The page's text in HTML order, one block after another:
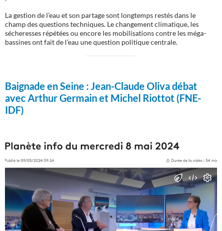
La gestion de l’eau et son partage sont longtemps restés dans le
champ des questions techniques. Le changement climatique, les
sécheresses répétées ou encore les mobilisations contre les méga-
bassines ont fait de l’eau une question politique centrale.
Baignade en Seine :Jean-Claude Oliva débat
avec Arthur Germain et Michel Riottot (FNE-
IDF)